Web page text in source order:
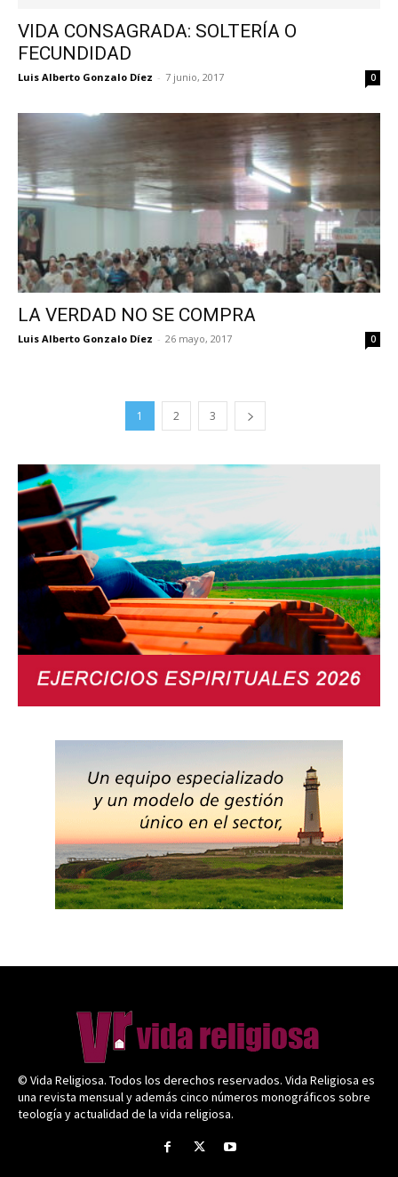
VIDA CONSAGRADA: SOLTERÍA O
FECUNDIDAD
Luis Alberto Gonzalo Díez - 7 junio, 2017 0
LA VERDAD NO SE COMPRA
Luis Alberto Gonzalo Díez - 26 mayo, 2017 0
1 2 3
© Vida Religiosa. Todos los derechos reservados. Vida Religiosa es
una revista mensual y además cinco números monográficos sobre
teología y actualidad de la vida religiosa.